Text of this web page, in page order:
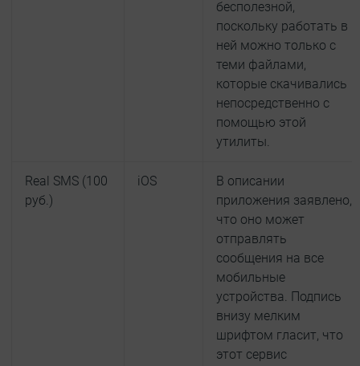
бесполезной,
поскольку работать в
ней можно только с
теми файлами,
которые скачивались
непосредственно с
помощью этой
утилиты.
Real SMS (100
руб.)
iOS
В описании
приложения заявлено,
что оно может
отправлять
сообщения на все
мобильные
устройства. Подпись
внизу мелким
шрифтом гласит, что
этот сервис